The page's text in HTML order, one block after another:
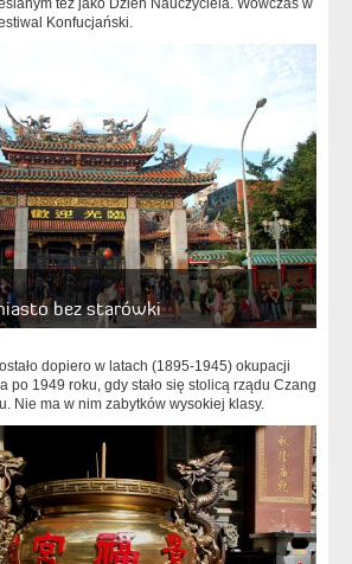
też jako Dzień Nauczyciela. Wówczas w
Konfucjański.
bez starówki
dopiero w latach (1895-1945) okupacji
po 1949 roku, gdy stało się stolicą rządu Czang
Nie ma w nim zabytków wysokiej klasy.